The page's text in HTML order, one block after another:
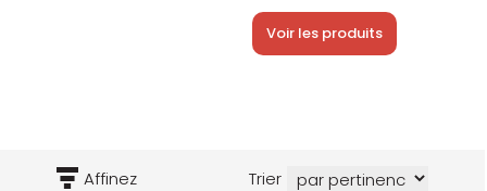
Voir les produits
Affinez Trier